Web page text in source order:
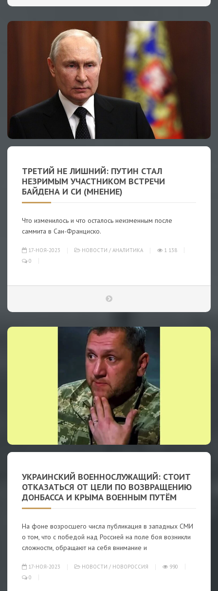
ТРЕТИЙ НЕ ЛИШНИЙ: ПУТИН СТАЛ
НЕЗРИМЫМ УЧАСТНИКОМ ВСТРЕЧИ
БАЙДЕНА И СИ (МНЕНИЕ)
Что изменилось и что осталось неизменным после
саммита в Сан-Франциско.
17-НОЯ-2023 НОВОСТИ / АНАЛИТИКА
1 138
0
УКРАИНСКИЙ ВОЕННОСЛУЖАЩИЙ: СТОИТ
ОТКАЗАТЬСЯ ОТ ЦЕЛИ ПО ВОЗВРАЩЕНИЮ
ДОНБАССА И КРЫМА ВОЕННЫМ ПУТЁМ
На фоне возросшего числа публикация в западных СМИ
о том, что с победой над Россией на поле боя возникли
сложности, обращают на себя внимание и
17-НОЯ-2023 НОВОСТИ / НОВОРОССИЯ
990
0